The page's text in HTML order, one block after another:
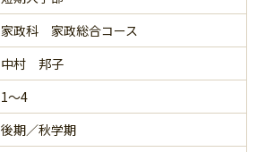
家政科 家政総合コース
中村 邦子
1～4
後期／秋学期